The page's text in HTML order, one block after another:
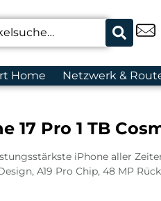
Home Netzwerk &
17 Pro 1 TB
iPhone aller
A19 Pro Chip, 48 MP